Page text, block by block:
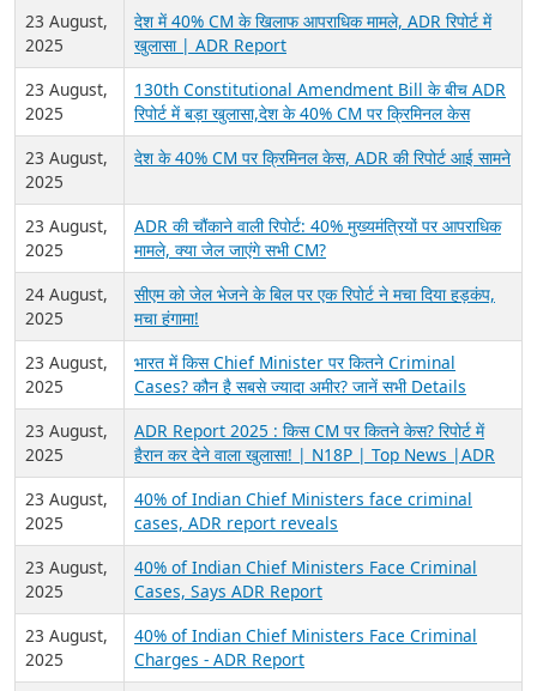
23 August,
2025
देश में 40% CM के खिलाफ आपराधिक मामले, ADR रिपोर्ट में
खुलासा | ADR Report
23 August,
2025
130th Constitutional Amendment Bill के बीच ADR
रिपोर्ट में बड़ा खुलासा,देश के 40% CM पर क्रिमिनल केस
23 August,
2025
देश के 40% CM पर क्रिमिनल केस, ADR की रिपोर्ट आई सामने
23 August,
2025
ADR की चौंकाने वाली रिपोर्ट: 40% मुख्यमंत्रियों पर आपराधिक
मामले, क्या जेल जाएंगे सभी CM?
24 August,
2025
सीएम को जेल भेजने के बिल पर एक रिपोर्ट ने मचा दिया हड़कंप,
मचा हंगामा!
23 August,
2025
भारत में किस Chief Minister पर कितने Criminal
Cases? कौन है सबसे ज्यादा अमीर? जानें सभी Details
23 August,
2025
ADR Report 2025 : किस CM पर कितने केस? रिपोर्ट में
हैरान कर देने वाला खुलासा! | N18P | Top News |ADR
23 August,
2025
40% of Indian Chief Ministers face criminal
cases, ADR report reveals
23 August,
2025
40% of Indian Chief Ministers Face Criminal
Cases, Says ADR Report
23 August,
2025
40% of Indian Chief Ministers Face Criminal
Charges - ADR Report